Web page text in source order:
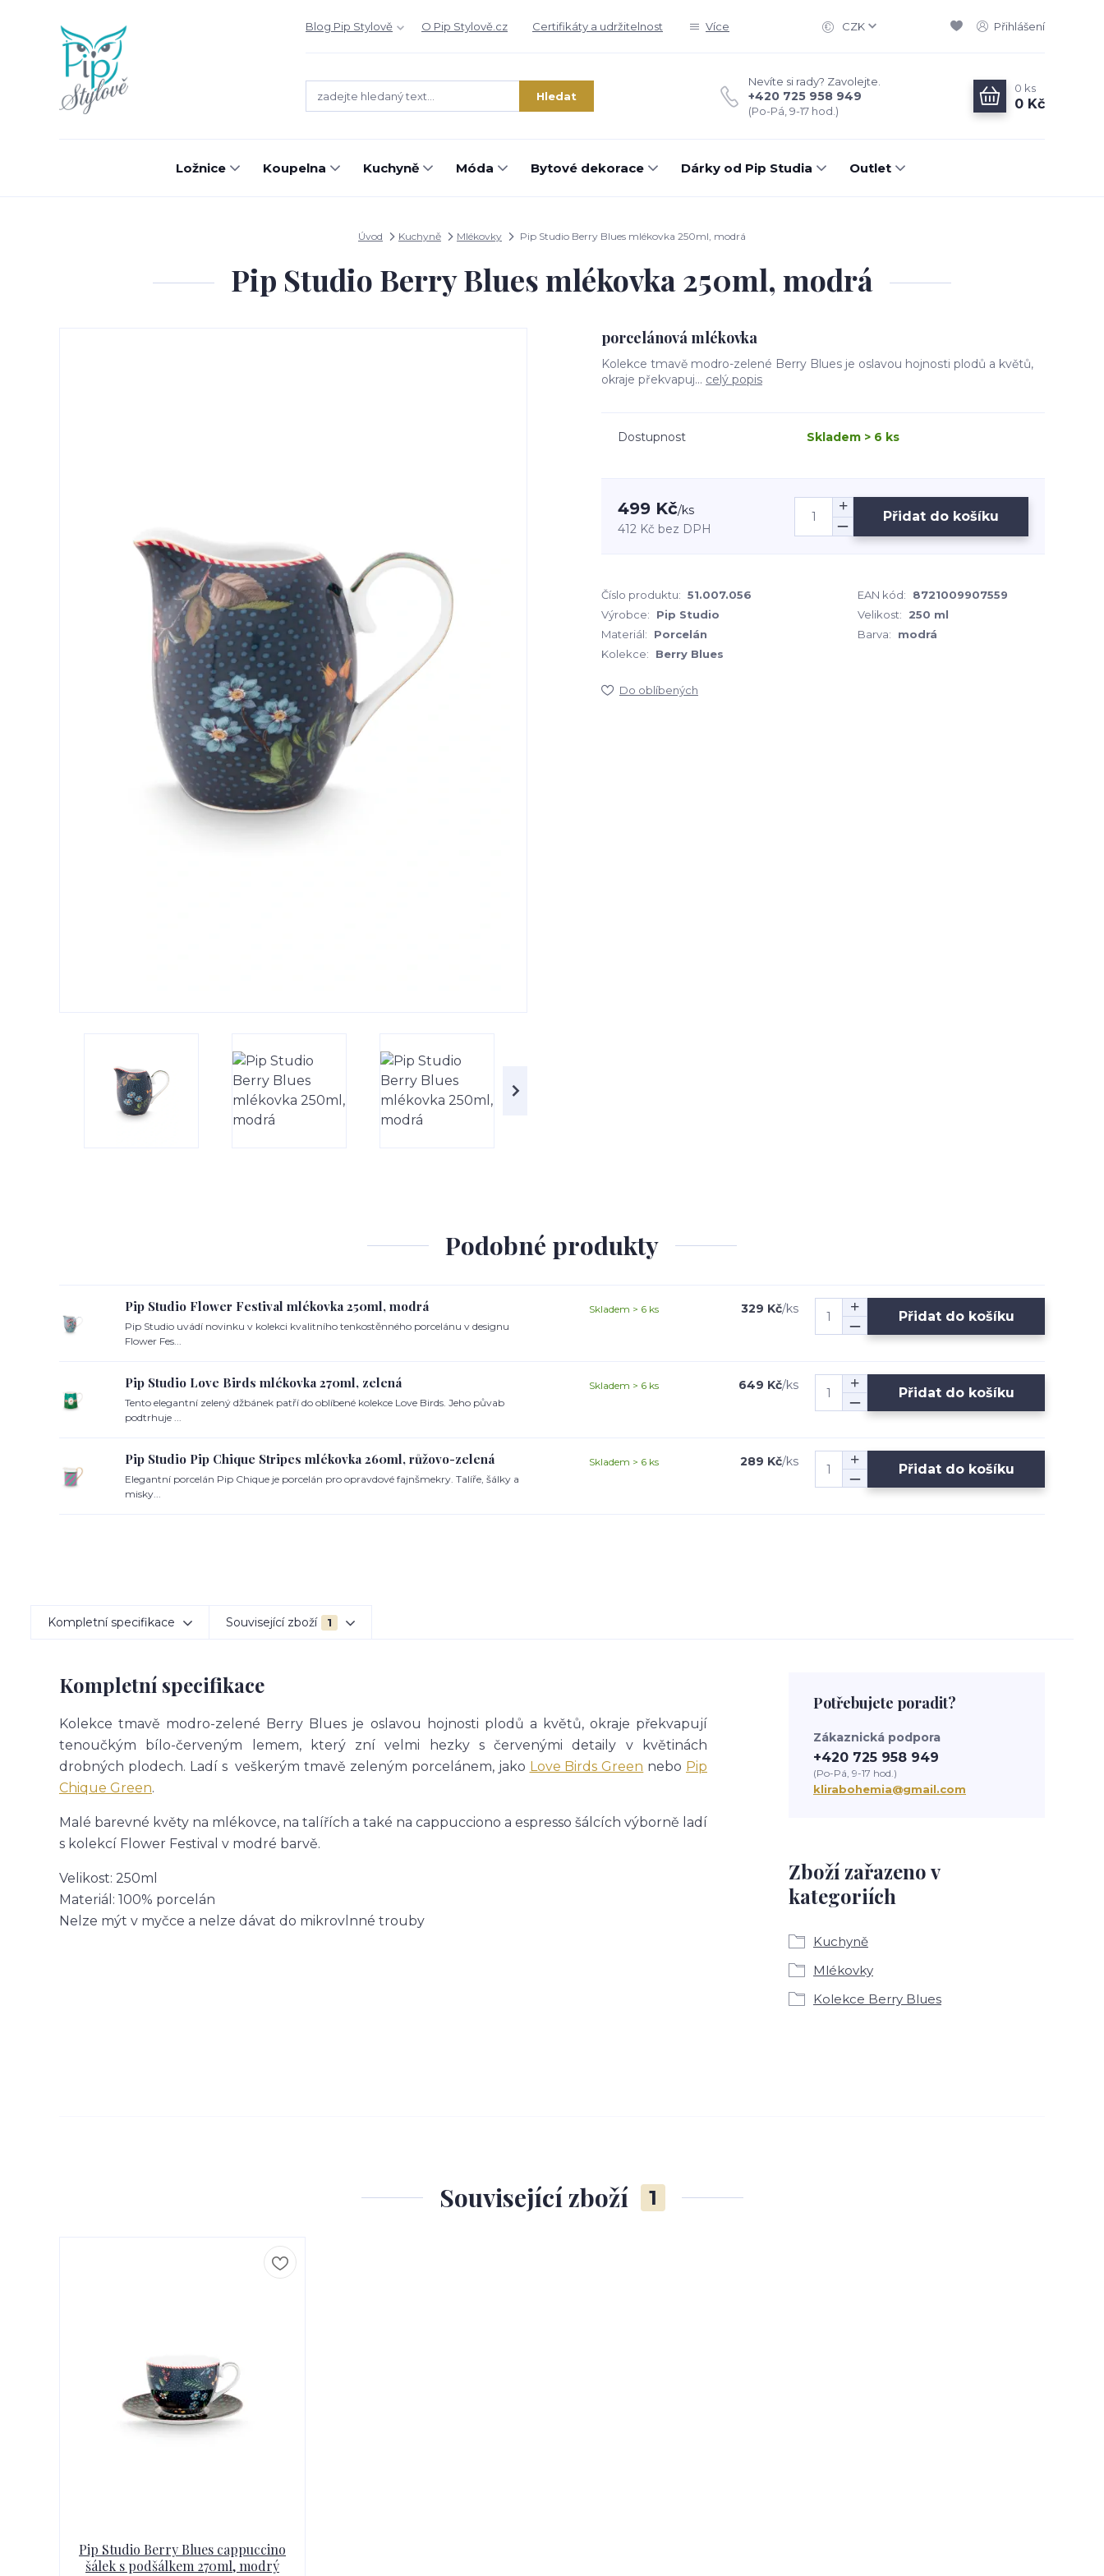
Blog Pip Stylově O Pip Stylově.cz Certifikáty a udržitelnost Více CZK Přihlášení
Hledat
Nevíte si rady? Zavolejte.
+420 725 958 949
(Po-Pá, 9-17 hod.)
0 ks
0 Kč
Ložnice Koupelna Kuchyně Móda Bytové dekorace Dárky od Pip Studia Outlet
Úvod Kuchyně Mlékovky Pip Studio Berry Blues mlékovka 250ml, modrá
Pip Studio Berry Blues mlékovka 250ml, modrá
porcelánová mlékovka
Kolekce tmavě modro-zelené Berry Blues je oslavou hojnosti plodů a květů,
okraje překvapuj... celý popis
Dostupnost Skladem > 6 ks
499 Kč/ks
412 Kč bez DPH
Přidat do košíku
Číslo produktu: 51.007.056 EAN kód:
8721009907559
Výrobce:
Pip Studio Velikost:
250 ml
Materiál:
Porcelán Barva:
modrá
Kolekce:
Berry Blues
Do oblíbených
Podobné produkty
Pip Studio Flower Festival mlékovka 250ml, modrá
Pip Studio uvádí novinku v kolekci kvalitního tenkostěnného porcelánu v designu
Flower Fes...
329 Kč/ks
Skladem > 6 ks Přidat do košíku
Pip Studio Love Birds mlékovka 270ml, zelená
Tento elegantní zelený džbánek patří do oblíbené kolekce Love Birds. Jeho půvab
podtrhuje ...
649 Kč/ks
Skladem > 6 ks Přidat do košíku
Pip Studio Pip Chique Stripes mlékovka 260ml, růžovo-zelená
Elegantní porcelán Pip Chique je porcelán pro opravdové fajnšmekry. Talíře, šálky a
misky...
289 Kč/ks
Skladem > 6 ks Přidat do košíku
Kompletní specifikace Související zboží 1
Kompletní specifikace
Kolekce tmavě modro-zelené Berry Blues je oslavou hojnosti plodů a květů, okraje překvapují
tenoučkým bílo-červeným lemem, který zní velmi hezky s červenými detaily v květinách
drobných plodech. Ladí s veškerým tmavě zeleným porcelánem, jako Love Birds Green nebo Pip
Chique Green.
Malé barevné květy na mlékovce, na talířích a také na cappucciono a espresso šálcích výborně ladí
s kolekcí Flower Festival v modré barvě.
Velikost: 250ml
Materiál: 100% porcelán
Nelze mýt v myčce a nelze dávat do mikrovlnné trouby
Zboží zařazeno v
kategoriích
Kuchyně
Mlékovky
Kolekce Berry Blues
Potřebujete poradit?
Zákaznická podpora
+420 725 958 949
(Po-Pá, 9-17 hod.)
klirabohemia@gmail.com
Související zboží 1
Pip Studio Berry Blues cappuccino
šálek s podšálkem 270ml, modrý